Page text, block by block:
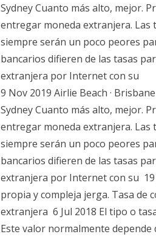
Sydney Cuanto más alto, mejor.
entregar moneda extranjera. Las
siempre serán un poco peores
bancarios difieren de las tasas
extranjera por Internet con su
9 Nov 2019 Airlie Beach ·
Sydney Cuanto más alto, mejor.
entregar moneda extranjera. Las
siempre serán un poco peores
bancarios difieren de las tasas
extranjera por Internet con su 19
propia y compleja jerga. Tasa de
extranjera 6 Jul 2018 El tipo o
Este valor normalmente